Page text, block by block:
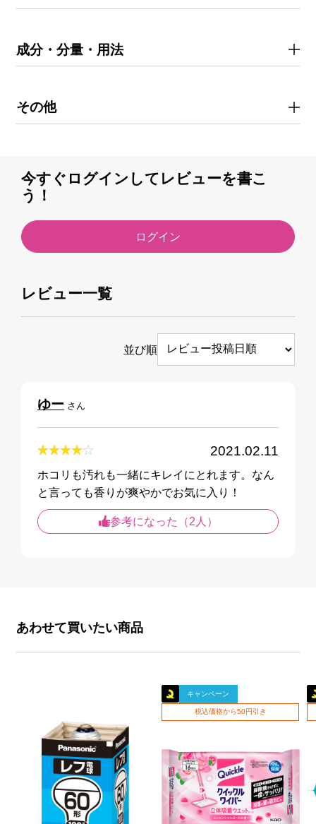
成分・分量・用法
その他
今すぐログインしてレビューを書こ
う！
ログイン
レビュー一覧
並び順
ゆー さん
2021.02.11
ホコリも汚れも一緒にキレイにとれます。なん
と言っても香りが爽やかでお気に入り！
参考になった（2人）
あわせて買いたい商品
キャンペーン
税込価格から50円引き